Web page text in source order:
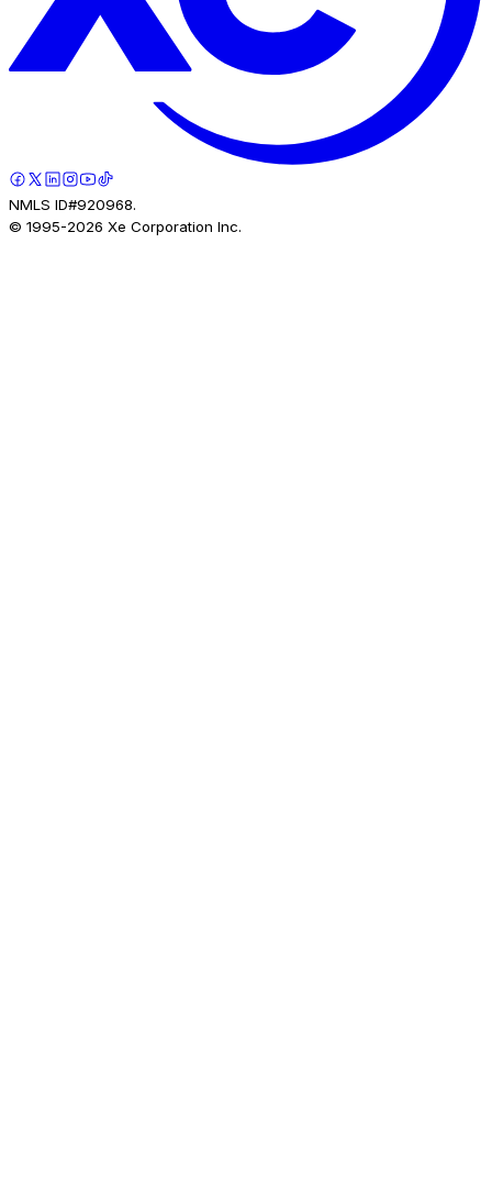
NMLS ID#920968.
© 1995-2026 Xe Corporation Inc.